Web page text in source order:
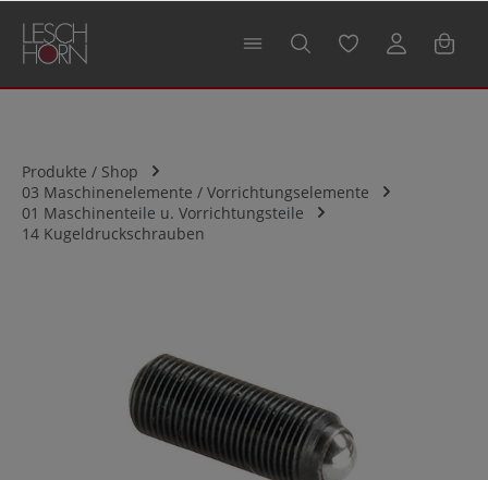
springen
Produkte / Shop
03 Maschinenelemente / Vorrichtungselemente
01 Maschinenteile u. Vorrichtungsteile
14 Kugeldruckschrauben